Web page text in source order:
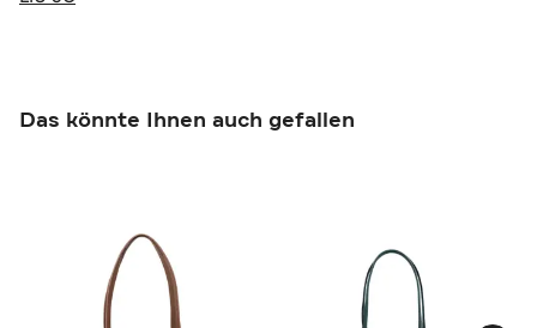
Das könnte Ihnen auch gefallen